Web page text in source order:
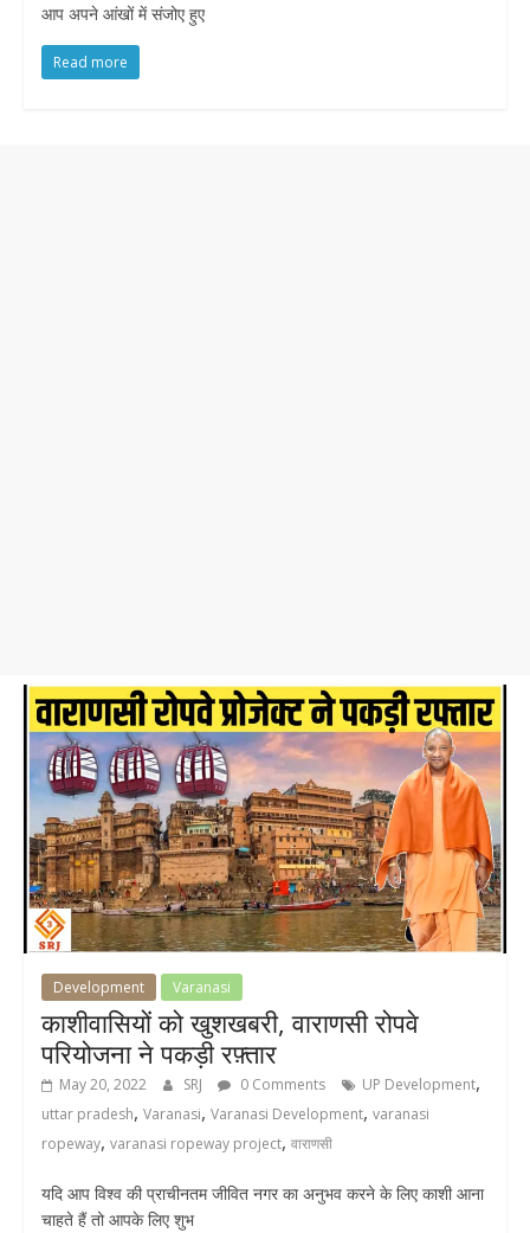
आप अपने आंखों में संजोए हुए
Read more
Development Varanasi
काशीवासियों को खुशखबरी, वाराणसी रोपवे
परियोजना ने पकड़ी रफ़्तार
May 20, 2022 SRJ 0 Comments UP Development,
uttar pradesh, Varanasi, Varanasi Development, varanasi
ropeway, varanasi ropeway project, वाराणसी
यदि आप विश्व की प्राचीनतम जीवित नगर का अनुभव करने के लिए काशी आना
चाहते हैं तो आपके लिए शुभ